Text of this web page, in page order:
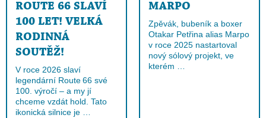
ROUTE 66 SLAVÍ
100 LET! VELKÁ
RODINNÁ
SOUTĚŽ!
V roce 2026 slaví
legendární Route 66 své
100. výročí – a my jí
chceme vzdát hold. Tato
ikonická silnice je …
MARPO
Zpěvák, bubeník a boxer
Otakar Petřina alias Marpo
v roce 2025 nastartoval
nový sólový projekt, ve
kterém …